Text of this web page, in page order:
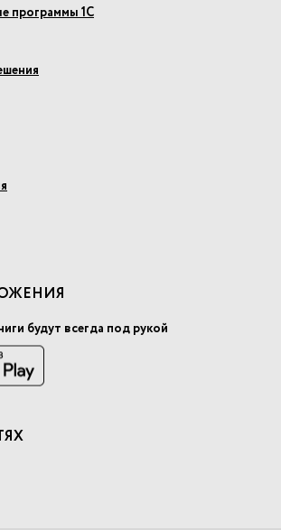
программы 1С
будут всегда под рукой